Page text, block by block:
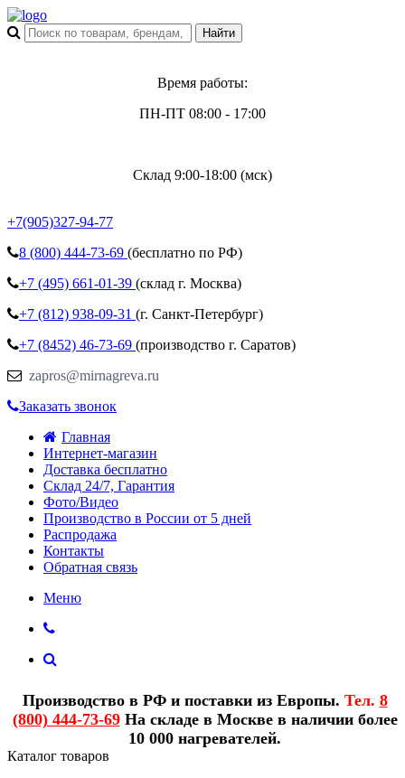
Время работы:
ПН-ПТ 08:00 - 17:00
Склад 9:00-18:00 (мск)
+7(905)327-94-77
8 (800) 444-73-69 (бесплатно по РФ)
+7 (495) 661-01-39 (склад г. Москва)
+7 (812) 938-09-31 (г. Санкт-Петербург)
+7 (8452) 46-73-69 (производство г. Саратов)
zapros@mirnagreva.ru
Заказать звонок
Главная
Интернет-магазин
Доставка бесплатно
Склад 24/7, Гарантия
Фото/Видео
Производство в России от 5 дней
Распродажа
Контакты
Обратная связь
Меню
Производство в РФ и поставки из Европы. Тел. 8
(800) 444-73-69На складе в Москве в наличии более
10 000 нагревателей.
Каталог товаров